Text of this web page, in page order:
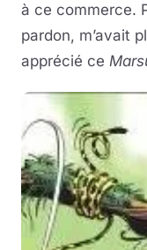
à ce commerce.
pardon, m’avait
apprécié ce